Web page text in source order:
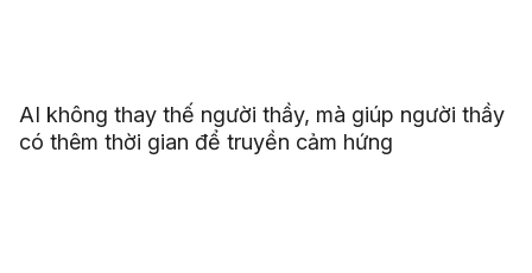
AI không thay thế người thầy, mà giúp người thầy
có thêm thời gian để truyền cảm hứng